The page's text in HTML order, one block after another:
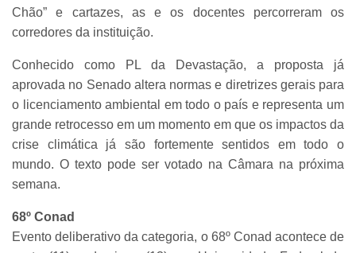
Chão” e cartazes, as e os docentes percorreram os
corredores da instituição.
Conhecido como PL da Devastação, a proposta já
aprovada no Senado altera normas e diretrizes gerais para
o licenciamento ambiental em todo o país e representa um
grande retrocesso em um momento em que os impactos da
crise climática já são fortemente sentidos em todo o
mundo. O texto pode ser votado na Câmara na próxima
semana.
68º Conad
Evento deliberativo da categoria, o 68º Conad acontece de